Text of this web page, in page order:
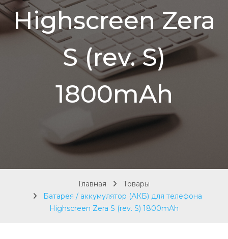
Highscreen Zera
S (rev. S)
1800mAh
Главная
Товары
Батарея / аккумулятор (АКБ) для телефона
Highscreen Zera S (rev. S) 1800mAh